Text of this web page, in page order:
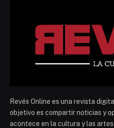
Revés Online es una revista
objetivo es compartir noticias y
acontece en la cultura y las